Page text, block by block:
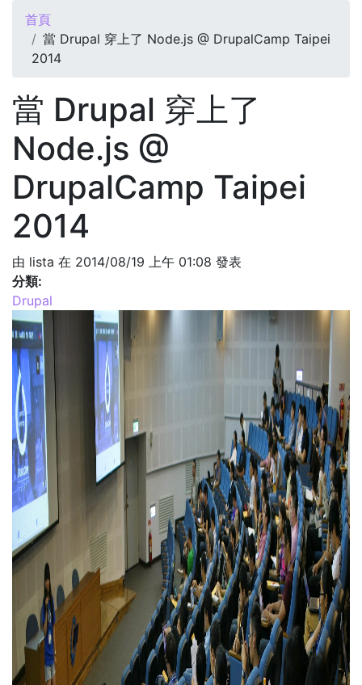
您在這裡
首頁
當 Drupal 穿上了 Node.js @ DrupalCamp Taipei
2014
當 Drupal 穿上了
Node.js @
DrupalCamp Taipei
2014
由 lista 在 2014/08/19 上午 01:08 發表
分類:
Drupal